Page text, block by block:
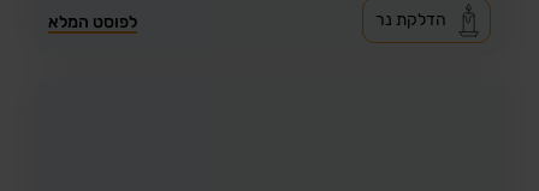
לפוסט המלא הדלקת נר